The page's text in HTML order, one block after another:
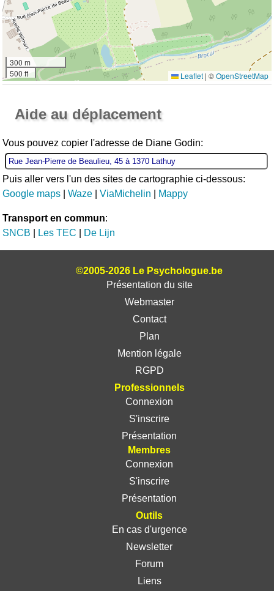
300 m
500 ft
Leaflet | ©OpenStreetMap
Aide au déplacement
Vous pouvez copier l'adresse de Diane Godin:
Puis aller vers l'un des sites de cartographie ci-dessous:
Google maps |Waze |ViaMichelin Mappy
Transport en commun:
SNCB
Les TEC De Lijn
©2005-2026 Le Psychologue.be
Présentation du site
Webmaster
Contact
Plan
Mention légale
RGPD
Professionnels
Connexion
S'inscrire
Présentation
Membres
Connexion
S'inscrire
Présentation
Outils
En cas d'urgence
Newsletter
Forum
Liens